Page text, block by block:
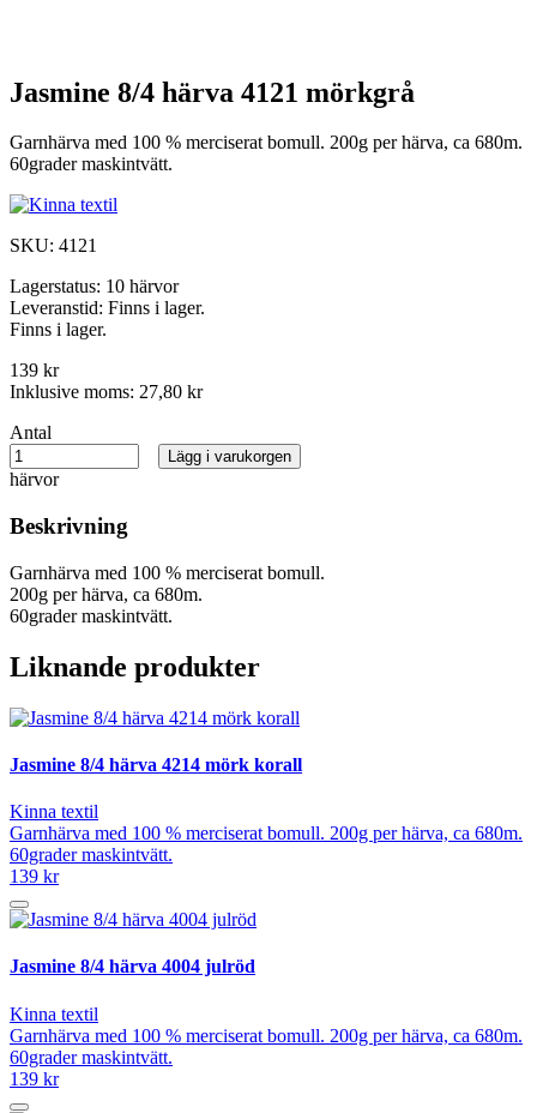
Jasmine 8/4 härva 4121 mörkgrå
Garnhärva med 100 % merciserat bomull. 200g per härva, ca 680m.
60grader maskintvätt.
SKU: 4121
Lagerstatus: 10 härvor
Leveranstid: Finns i lager.
Finns i lager.
139 kr
Inklusive moms: 27,80 kr
Antal
härvor
Lägg i varukorgen
Beskrivning
Garnhärva med 100 % merciserat bomull.
200g per härva, ca 680m.
60grader maskintvätt.
Liknande produkter
Jasmine 8/4 härva 4214 mörk korall
Kinna textil
Garnhärva med 100 % merciserat bomull. 200g per härva, ca 680m.
60grader maskintvätt.
139 kr
Jasmine 8/4 härva 4004 julröd
Kinna textil
Garnhärva med 100 % merciserat bomull. 200g per härva, ca 680m.
60grader maskintvätt.
139 kr